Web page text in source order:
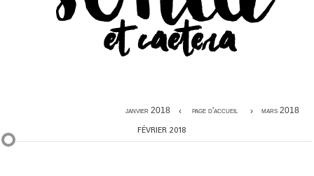
janvier 2018 page d'accueil mars 2018
FÉVRIER 2018